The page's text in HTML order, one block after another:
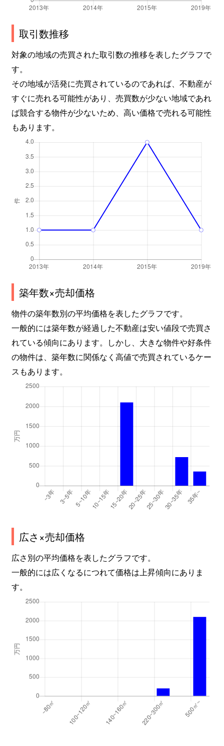
取引数推移
対象の地域の売買された取引数の推移を表したグラフで
す。
その地域が活発に売買されているのであれば、不動産が
すぐに売れる可能性があり、売買数が少ない地域であれ
ば競合する物件が少ないため、高い価格で売れる可能性
もあります。
築年数×売却価格
物件の築年数別の平均価格を表したグラフです。
一般的には築年数が経過した不動産は安い値段で売買さ
れている傾向にあります。しかし、大きな物件や好条件
の物件は、築年数に関係なく高値で売買されているケー
スもあります。
広さ×売却価格
広さ別の平均価格を表したグラフです。
一般的には広くなるにつれて価格は上昇傾向にありま
す。